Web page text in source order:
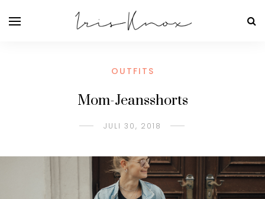
OUTFITS
Mom-Jeansshorts
JULI 30, 2018